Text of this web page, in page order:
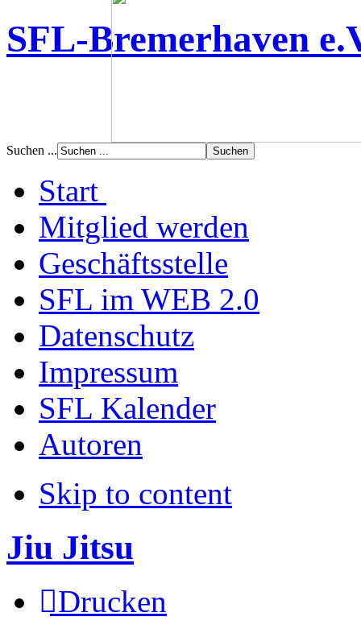
SFL-Bremerhaven
Suchen ...
Start
Mitglied werden
Geschäftsstelle
SFL im WEB 2.0
Datenschutz
Impressum
SFL Kalender
Autoren
Skip to content
Jiu Jitsu
Drucken